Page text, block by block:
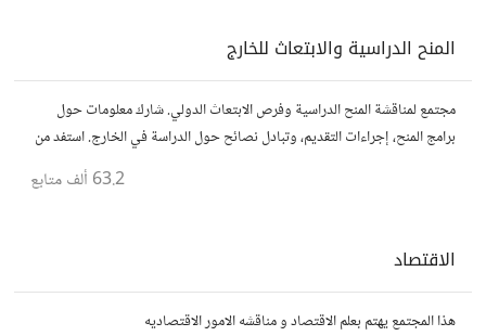
المنح الدراسية والابتعاث للخارج
مجتمع لمناقشة المنح الدراسية وفرص الابتعاث الدولي. شارك معلومات حول
برامج المنح، إجراءات التقديم، وتبادل نصائح حول الدراسة في الخارج. استفد من
63.2 ألف متابع
الاقتصاد
هذا المجتمع يهتم بعلم الاقتصاد و مناقشه الامور الاقتصاديه